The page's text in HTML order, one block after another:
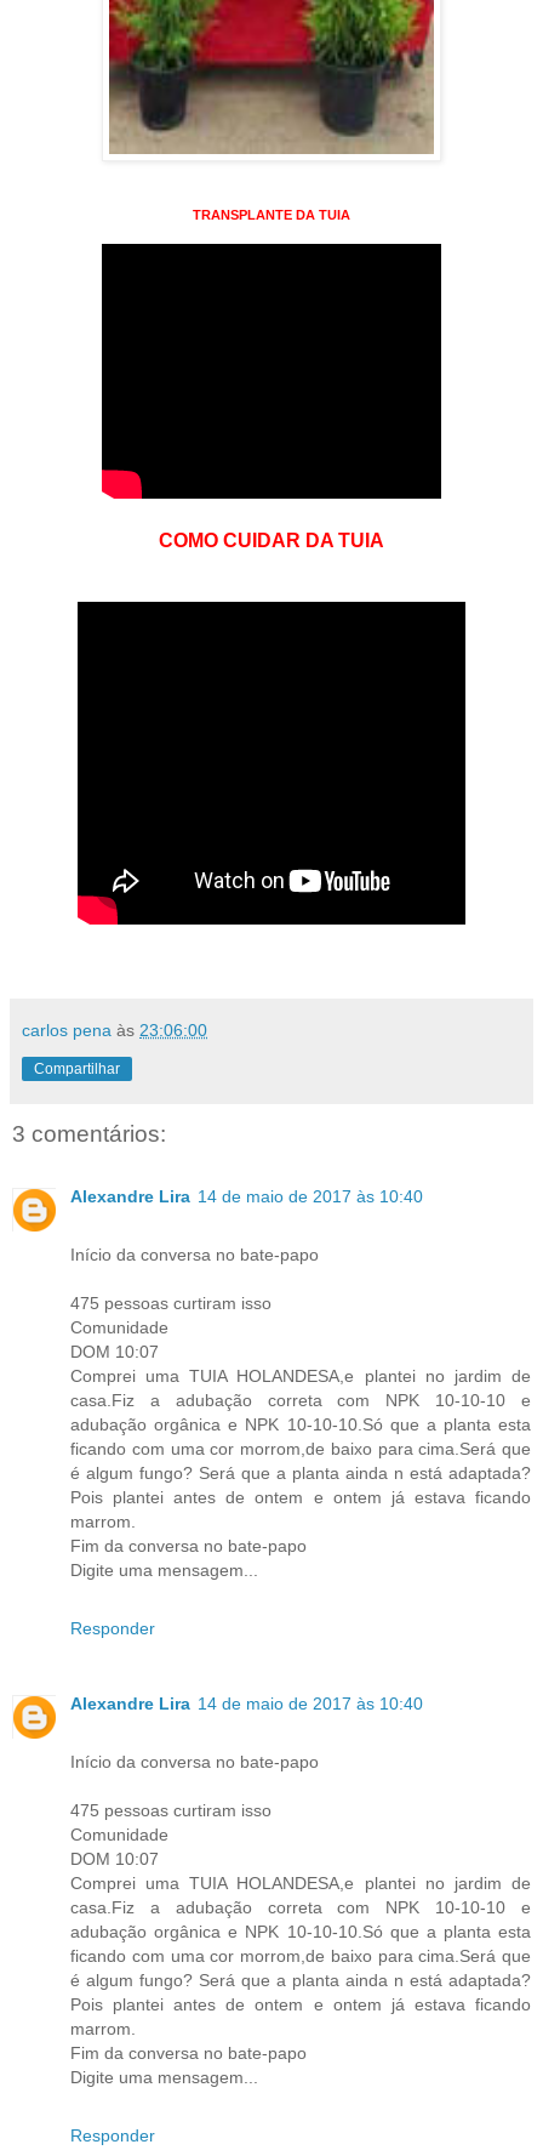
TRANSPLANTE DA TUIA
COMO CUIDAR DA TUIA
carlos pena às 23:06:00
Compartilhar
3 comentários:
Alexandre Lira 14 de maio de 2017 às 10:40
Início da conversa no bate-papo
475 pessoas curtiram isso
Comunidade
DOM 10:07
Comprei uma TUIA HOLANDESA,e plantei no jardim de
casa.Fiz a adubação correta com NPK 10-10-10 e
adubação orgânica e NPK 10-10-10.Só que a planta esta
ficando com uma cor morrom,de baixo para cima.Será que
é algum fungo? Será que a planta ainda n está adaptada?
Pois plantei antes de ontem e ontem já estava ficando
marrom.
Fim da conversa no bate-papo
Digite uma mensagem...
Responder
Alexandre Lira 14 de maio de 2017 às 10:40
Início da conversa no bate-papo
475 pessoas curtiram isso
Comunidade
DOM 10:07
Comprei uma TUIA HOLANDESA,e plantei no jardim de
casa.Fiz a adubação correta com NPK 10-10-10 e
adubação orgânica e NPK 10-10-10.Só que a planta esta
ficando com uma cor morrom,de baixo para cima.Será que
é algum fungo? Será que a planta ainda n está adaptada?
Pois plantei antes de ontem e ontem já estava ficando
marrom.
Fim da conversa no bate-papo
Digite uma mensagem...
Responder